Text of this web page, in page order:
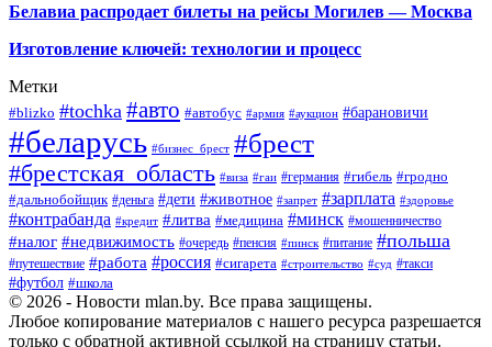
Белавиа распродает билеты на рейсы Могилев — Москва
Изготовление ключей: технологии и процесс
Метки
#blizko #tochka #авто #автобус #армия #аукцион #барановичи
#беларусь #бизнес_брест #брест
#брестская_область #виза #гаи #германия #гибель #гродно
#дальнобойщик #деньга #дети #животное #запрет #зарплата #здоровье
#контрабанда #кредит #литва #медицина #минск #мошенничество
#налог #недвижимость #очередь #пенсия #пинск #питание #польша
#путешествие #работа #россия #сигарета #строительство #суд #такси
#футбол #школа
© 2026 - Новости mlan.by. Все права защищены.
Любое копирование материалов с нашего ресурса разрешается
только с обратной активной ссылкой на страницу статьи.